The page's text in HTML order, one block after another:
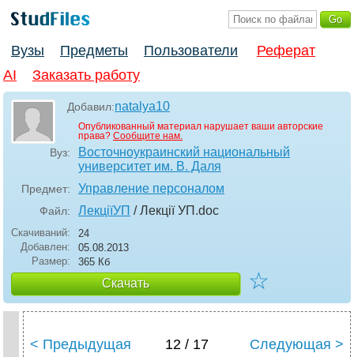
Вузы Предметы Пользователи
Реферат
AI
Заказать работу
Добавил:natalya10
Опубликованный материал нарушает ваши авторские
права? Сообщите нам.
Вуз:
Восточноукраинский национальный
университет им. В. Даля
Предмет: Управление персоналом
Файл: ЛекціїУП / Лекції УП .doc
Скачиваний:
24
Добавлен:
05.08.2013
Размер:
365 Кб
Скачать ☆
< Предыдущая 12 / 17 Следующая >